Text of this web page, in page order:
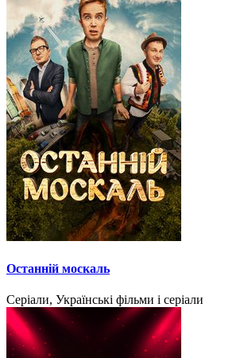
Останній москаль
Серіали, Українські фільми і серіали